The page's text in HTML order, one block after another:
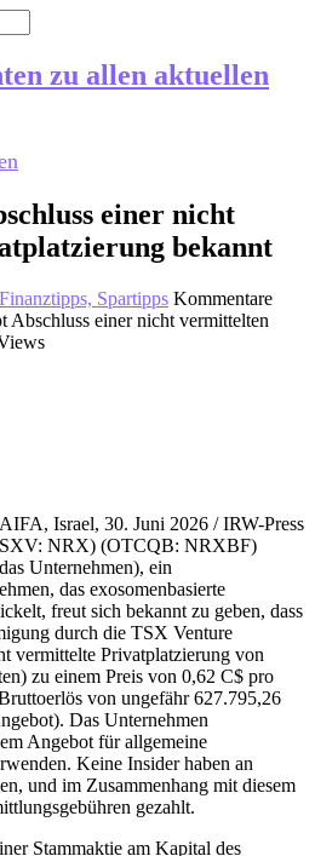
zu allen aktuellen
einer nicht
bekannt
Finanztipps, Spartipps Kommentare
Abschluss einer nicht vermittelten
Israel, 30. Juni 2026 / IRW-Press
NRX) (OTCQB: NRXBF)
Unternehmen), ein
das exosomenbasierte
freut sich bekannt zu geben, dass
durch die TSX Venture
vermittelte Privatplatzierung von
zu einem Preis von 0,62 C$ pro
von ungefähr 627.795,26
Das Unternehmen
Angebot für allgemeine
Keine Insider haben an
und im Zusammenhang mit diesem
gezahlt.
Stammaktie am Kapital des